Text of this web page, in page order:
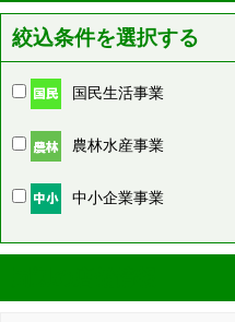
絞込条件を選択する
国民生活事業
農林水産事業
中小企業事業